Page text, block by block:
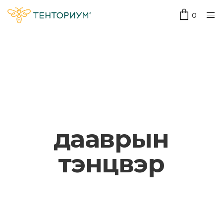
0
дааврын
тэнцвэр